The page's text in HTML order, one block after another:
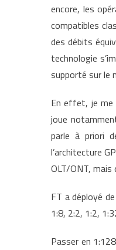
encore, les
compatibles
des débits
technologie
supporté sur le
En effet, je me
joue
parle à priori
l’architecture
OLT/ONT,
FT a déployé
1:8, 2:2, 1:2,
Passer en